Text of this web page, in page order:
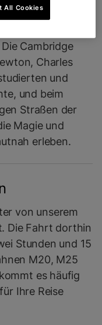
Cambridge
Charles
und
und beim
Straßen der
Magie und
erleben.
von unserem
Die Fahrt dorthin
Stunden und 15
M20, M25
es häufig
Ihre Reise
All Cookies